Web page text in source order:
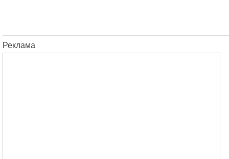
Реклама